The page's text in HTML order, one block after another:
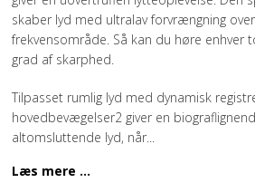
skaber lyd med ultralav forvrængning
frekvensområde. Så kan du høre enhver
grad af skarphed.
Tilpasset rumlig lyd med dynamisk
hovedbevægelser2 giver en
altomsluttende lyd, når...
Læs mere ...